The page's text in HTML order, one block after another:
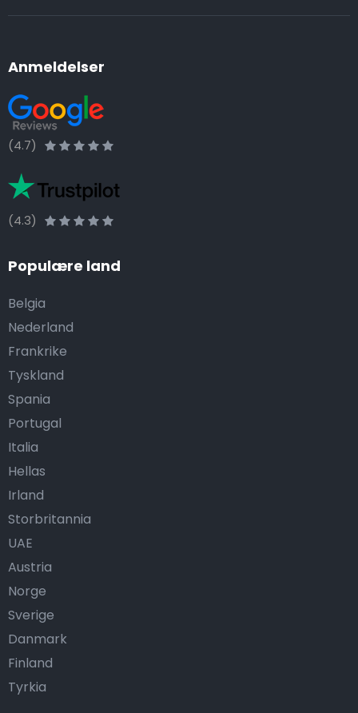
Anmeldelser
(4.7)
(4.3)
Populære land
Belgia
Nederland
Frankrike
Tyskland
Spania
Portugal
Italia
Hellas
Irland
Storbritannia
UAE
Austria
Norge
Sverige
Danmark
Finland
Tyrkia